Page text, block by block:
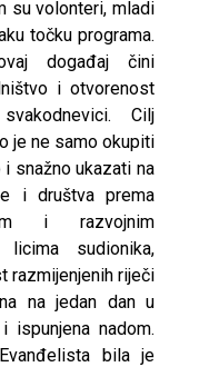
su volonteri, mladi
točku programa.
događaj čini
i otvorenost
Cilj
je ne samo okupiti
snažno ukazati na
i društva prema
i razvojnim
licima sudionika,
razmijenjenih riječi
na jedan dan u
nadom.
bila je